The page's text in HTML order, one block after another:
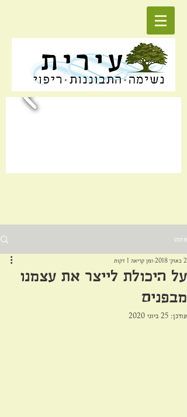
פוסט
על היכולת לייצר את עצמנו
מבפנים
2 באוק׳ 2018 זמן קריאה 1 דקות
עודכן: 25 ביוני 2020